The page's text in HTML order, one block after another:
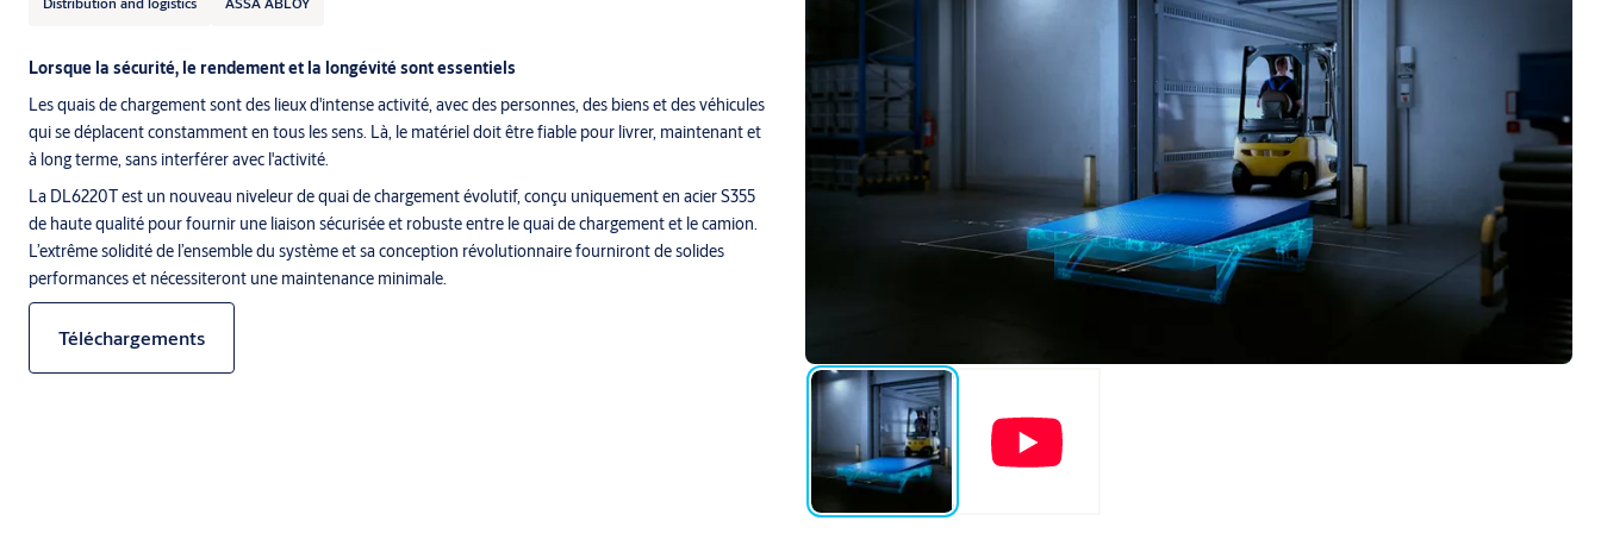
Lorsque la sécurité, le rendement et la longévité sont essentiels
Les quais de chargement sont des lieux d'intense activité, avec des personnes, des biens et des véhicules
qui se déplacent constamment en tous les sens. Là, le matériel doit être fiable pour livrer, maintenant et
à long terme, sans interférer avec l'activité.
La DL6220T est un nouveau niveleur de quai de chargement évolutif, conçu uniquement en acier S355
de haute qualité pour fournir une liaison sécurisée et robuste entre le quai de chargement et le camion.
L’extrême solidité de l’ensemble du système et sa conception révolutionnaire fourniront de solides
performances et nécessiteront une maintenance minimale.
Téléchargements